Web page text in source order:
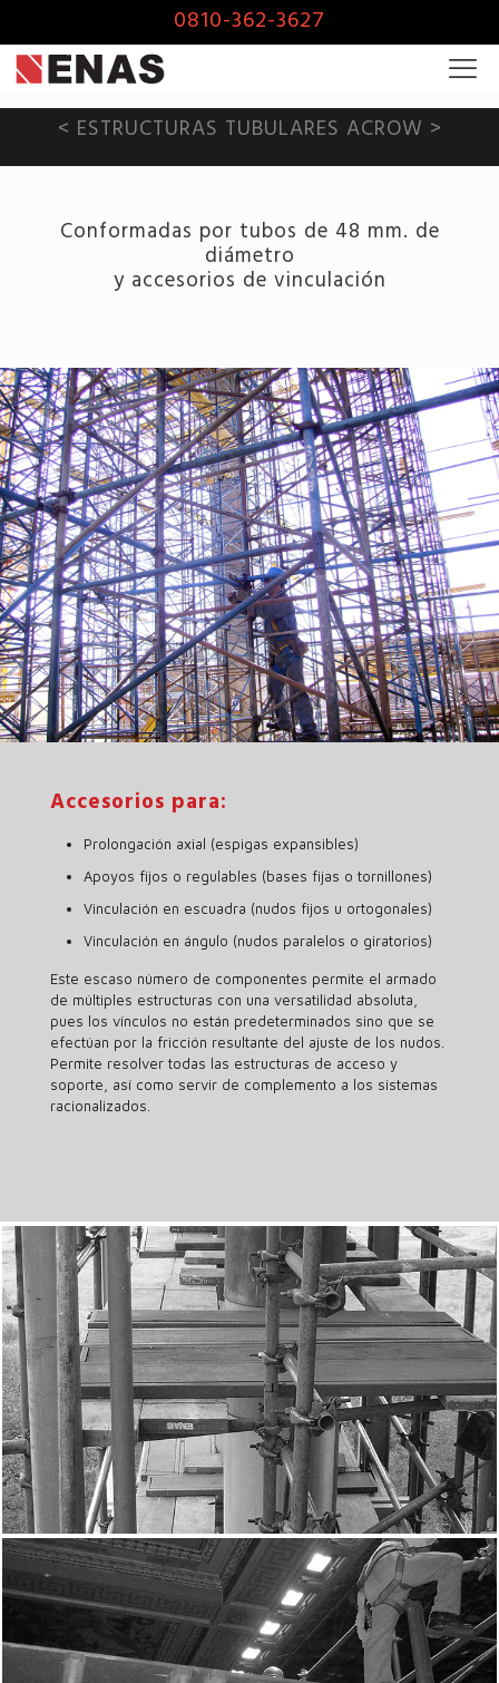
0810-362-3627
< ESTRUCTURAS TUBULARES ACROW >
Conformadas por tubos de 48 mm. de
diámetro
y accesorios de vinculación
Accesorios para:
Prolongación axial (espigas expansibles)
Apoyos fijos o regulables (bases fijas o tornillones)
Vinculación en escuadra (nudos fijos u ortogonales)
Vinculación en ángulo (nudos paralelos o giratorios)
Este escaso número de componentes permite el armado
de múltiples estructuras con una versatilidad absoluta,
pues los vínculos no están predeterminados sino que se
efectúan por la fricción resultante del ajuste de los nudos.
Permite resolver todas las estructuras de acceso y
soporte, así como servir de complemento a los sistemas
racionalizados.